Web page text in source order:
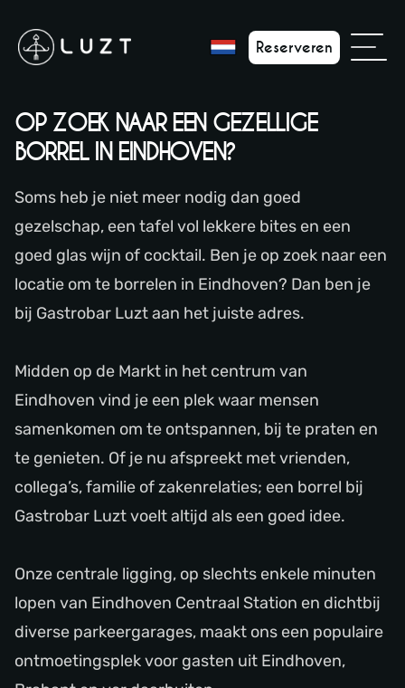
Reserveren
OP ZOEK NAAR EEN GEZELLIGE
BORREL IN EINDHOVEN?
Soms heb je niet meer nodig dan goed
gezelschap, een tafel vol lekkere bites en een
goed glas wijn of cocktail. Ben je op zoek naar een
locatie om te borrelen in Eindhoven? Dan ben je
bij Gastrobar Luzt aan het juiste adres.
Midden op de Markt in het centrum van
Eindhoven vind je een plek waar mensen
samenkomen om te ontspannen, bij te praten en
te genieten. Of je nu afspreekt met vrienden,
collega’s, familie of zakenrelaties; een borrel bij
Gastrobar Luzt voelt altijd als een goed idee.
Onze centrale ligging, op slechts enkele minuten
lopen van Eindhoven Centraal Station en dichtbij
diverse parkeergarages, maakt ons een populaire
ontmoetingsplek voor gasten uit Eindhoven,